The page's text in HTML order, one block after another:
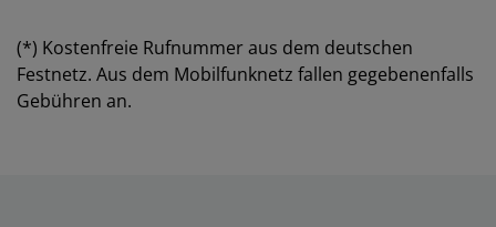
(*) Kostenfreie Rufnummer aus dem deutschen
Festnetz. Aus dem Mobilfunknetz fallen gegebenenfalls
Gebühren an.